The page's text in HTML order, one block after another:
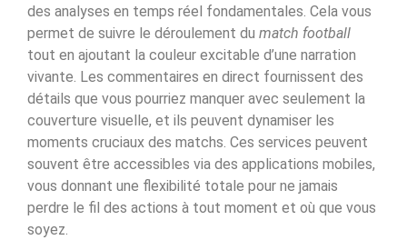
des analyses en temps réel fondamentales. Cela vous
permet de suivre le déroulement du match football
tout en ajoutant la couleur excitable d’une narration
vivante. Les commentaires en direct fournissent des
détails que vous pourriez manquer avec seulement la
couverture visuelle, et ils peuvent dynamiser les
moments cruciaux des matchs. Ces services peuvent
souvent être accessibles via des applications mobiles,
vous donnant une flexibilité totale pour ne jamais
perdre le fil des actions à tout moment et où que vous
soyez.